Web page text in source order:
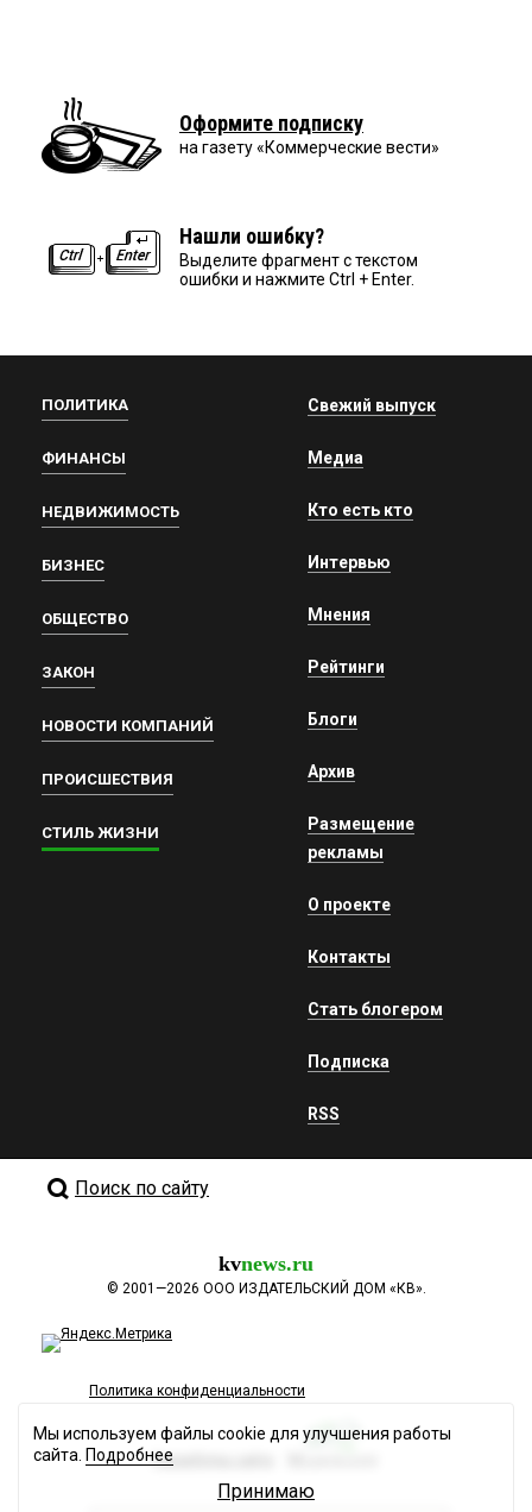
Оформите подписку
на газету «Коммерческие вести»
Нашли ошибку?
Выделите фрагмент с текстом
ошибки и нажмите Ctrl + Enter.
ПОЛИТИКА
ФИНАНСЫ
НЕДВИЖИМОСТЬ
БИЗНЕС
ОБЩЕСТВО
ЗАКОН
НОВОСТИ КОМПАНИЙ
ПРОИСШЕСТВИЯ
СТИЛЬ ЖИЗНИ
Свежий выпуск
Медиа
Кто есть кто
Интервью
Мнения
Рейтинги
Блоги
Архив
Размещение
рекламы
О проекте
Контакты
Стать блогером
Подписка
RSS
Поиск по сайту
kvnews.ru
© 2001—2026 ООО ИЗДАТЕЛЬСКИЙ ДОМ «КВ».
Политика конфиденциальности
Разработка сайта
Мы используем файлы cookie для улучшения работы
сайта. Подробнее
Принимаю